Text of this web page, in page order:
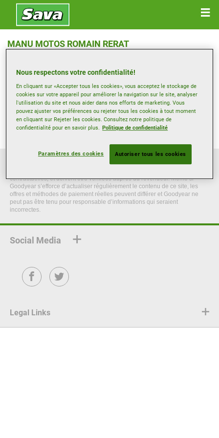
MANU MOTOS ROMAIN RERAT
Ouvrir directions
Voir numéro de téléphone
romain.rerat@manu-motos.ch
Ce site web donne des informations générales à titre indicatif uniquement.
contractuelles, et doivent être vérifiées auprès du revendeur. Même si
Goodyear s’efforce d’actualiser régulièrement le contenu de ce site, les
offres et méthodes de paiement réelles peuvent différer et Goodyear ne
peut pas être tenu pour responsable d’informations qui seraient
incorrectes.
Social Media
FacebookTwitter
Legal Links
Nous respectons votre confidentialité!
En cliquant sur «Accepter tous les cookies», vous acceptez le stockage de
cookies sur votre appareil pour améliorer la navigation sur le site, analyser
l'utilisation du site et nous aider dans nos efforts de marketing. Vous
pouvez ajuster vos préférences ou rejeter tous les cookies à tout moment
en cliquant sur Rejeter les cookies. Consultez notre politique de
confidentialité pour en savoir plus. Politique de confidentialité
Paramètres des cookies Autoriser tous les cookies